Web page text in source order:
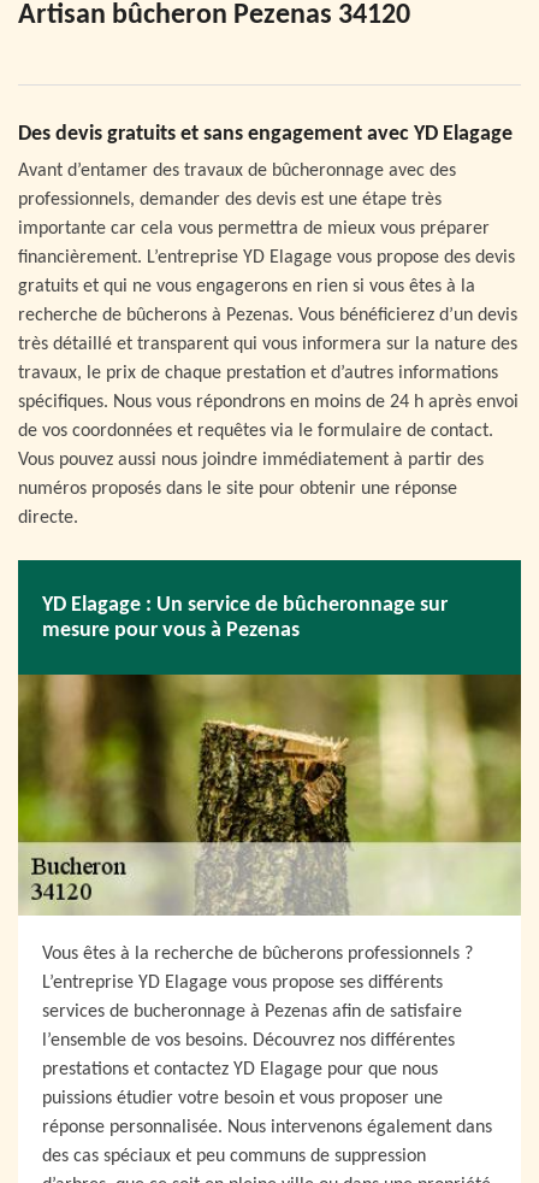
Artisan bûcheron Pezenas 34120
Des devis gratuits et sans engagement avec YD Elagage
Avant d’entamer des travaux de bûcheronnage avec des
professionnels, demander des devis est une étape très
importante car cela vous permettra de mieux vous préparer
financièrement. L’entreprise YD Elagage vous propose des devis
gratuits et qui ne vous engagerons en rien si vous êtes à la
recherche de bûcherons à Pezenas. Vous bénéficierez d’un devis
très détaillé et transparent qui vous informera sur la nature des
travaux, le prix de chaque prestation et d’autres informations
spécifiques. Nous vous répondrons en moins de 24 h après envoi
de vos coordonnées et requêtes via le formulaire de contact.
Vous pouvez aussi nous joindre immédiatement à partir des
numéros proposés dans le site pour obtenir une réponse
directe.
YD Elagage : Un service de bûcheronnage sur
mesure pour vous à Pezenas
Vous êtes à la recherche de bûcherons professionnels ?
L’entreprise YD Elagage vous propose ses différents
services de bucheronnage à Pezenas afin de satisfaire
l’ensemble de vos besoins. Découvrez nos différentes
prestations et contactez YD Elagage pour que nous
puissions étudier votre besoin et vous proposer une
réponse personnalisée. Nous intervenons également dans
des cas spéciaux et peu communs de suppression